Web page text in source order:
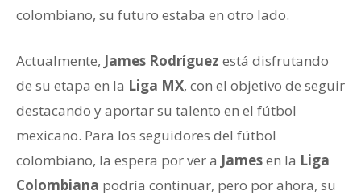
colombiano, su futuro estaba en otro lado.
Actualmente, James Rodríguez está disfrutando
de su etapa en la Liga MX, con el objetivo de seguir
destacando y aportar su talento en el fútbol
mexicano. Para los seguidores del fútbol
colombiano, la espera por ver a Jamesen la Liga
Colombiana podría continuar, pero por ahora, su